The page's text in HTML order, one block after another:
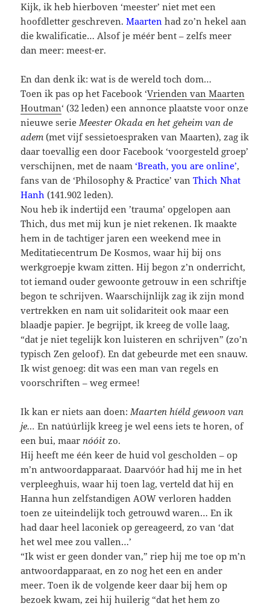
Kijk, ik heb hierboven ‘meester’ niet met een
hoofdletter geschreven.Maarten had zo’n hekel aan
die kwalificatie… Alsof je méér bent – zelfs meer
dan meer: meest-er.
En dan denk ik: wat is de wereld toch dom…
Toen ik pas op het Facebook ‘Vrienden van Maarten
Houtman‘ (32 leden) een annonce plaatste voor onze
nieuwe serieMeester Okada en het geheim van de
adem(met vijf sessietoespraken van Maarten), zag ik
daar toevallig een door Facebook ‘voorgesteld groep’
verschijnen, met de naam‘Breath, you are online’,
fans van de ‘Philosophy & Practice’ vanThich Nhat
Hanh (141.902 leden).
Nou heb ik indertijd een ’trauma’ opgelopen aan
Thich, dus met mij kun je niet rekenen. Ik maakte
hem in de tachtiger jaren een weekend mee in
Meditatiecentrum De Kosmos, waar hij bij ons
werkgroepje kwam zitten. Hij begon z’n onderricht,
tot iemand ouder gewoonte getrouw in een schriftje
begon te schrijven. Waarschijnlijk zag ik zijn mond
vertrekken en nam uit solidariteit ook maar een
blaadje papier. Je begrijpt, ik kreeg de volle laag,
“dat je niet tegelijk kon luisteren en schrijven” (zo’n
typisch Zen geloof). En dat gebeurde met een snauw.
Ik wist genoeg: dit was een man van regels en
voorschriften – weg ermee!
Ik kan er niets aan doen:Maarten híéld gewoon van
je…En natúúrlijk kreeg je wel eens iets te horen, of
een bui, maarnóóitzo.
Hij heeft me één keer de huid vol gescholden – op
m’n antwoordapparaat. Daarvóór had hij me in het
verpleeghuis, waar hij toen lag, verteld dat hij en
Hanna hun zelfstandigen AOW verloren hadden
toen ze uiteindelijk toch getrouwd waren… En ik
had daar heel laconiek op gereageerd, zo van ‘dat
het wel mee zou vallen…’
“Ik wist er geen donder van,” riep hij me toe op m’n
antwoordapparaat, en zo nog het een en ander
meer. Toen ik de volgende keer daar bij hem op
bezoek kwam, zei hij huilerig “dat het hem zo